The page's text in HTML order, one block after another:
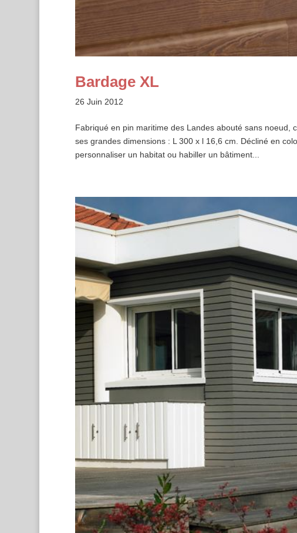
Bardage XL
26 Juin 2012
Fabriqué en pin maritime des Landes abouté sans noeud,
ses grandes dimensions : L 300 x l 16,6 cm. Décliné en
personnaliser un habitat ou habiller un bâtiment...